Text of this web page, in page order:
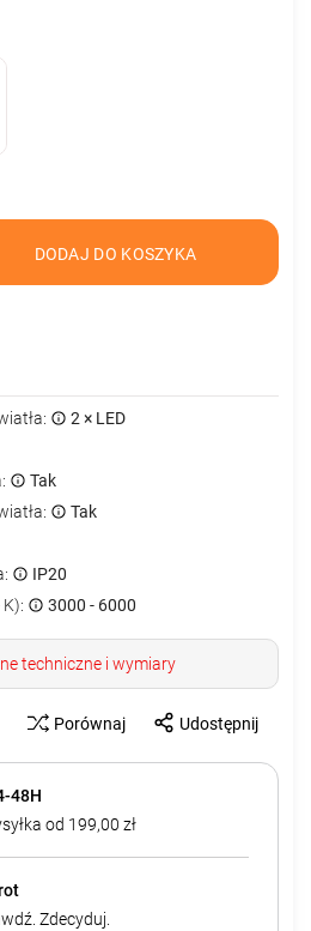
DODAJ DO KOSZYKA
2 × LED
Tak
Tak
IP20
3000 - 6000
techniczne i wymiary
Porównaj Udostępnij
48H
od 199,00 zł
Zdecyduj.